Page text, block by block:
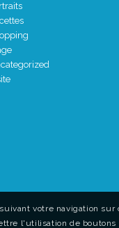
votre navigation
l'utilisation de boutons